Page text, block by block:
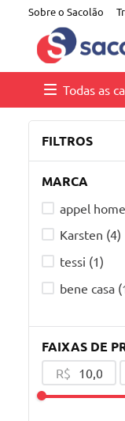
Sobre o Sacolão
Todas as
FILTROS
MARCA
appel home
Karsten (4)
tessi (1)
bene casa (
FAIXAS DE
R$